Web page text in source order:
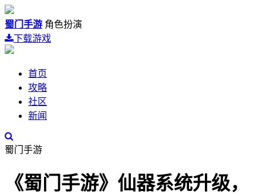
蜀门手游 角色扮演
下载游戏
首页
攻略
社区
新闻
蜀门手游
《蜀门手游》仙器系统升级，